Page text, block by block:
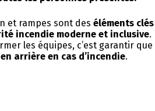
et rampes sont des éléments clés
incendie moderne et inclusive.
les équipes, c’est garantir que
arrière en cas d’incendie.